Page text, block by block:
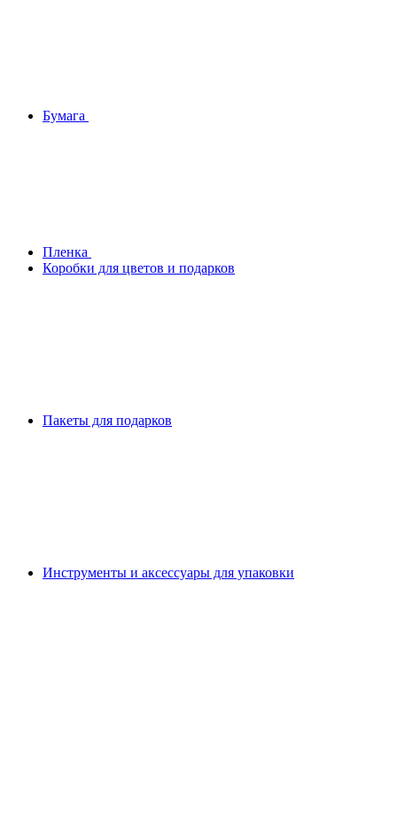
Бумага
Плeнка
Коробки для цветов и подарков
Пакеты для подарков
Инструменты и аксессуары для упаковки